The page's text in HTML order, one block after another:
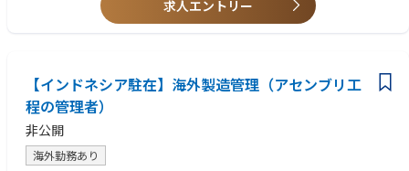
提案するだけでなく、社内の関係者を牽引し、プロジェクトを取りまとめ
安全で安心な暮らしを支えるための商品企画・開発も担当します。毎日の
暮らしに欠かすことのできない社会インフラである上下水道施設を支え
る、非常にやりがいのある仕事です。
求人エントリー
【インドネシア駐在】海外製造管理（アセンブリ工
程の管理者）
非公開
海外勤務あり